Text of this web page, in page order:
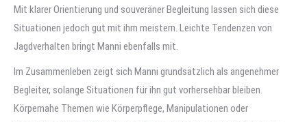
Mit klarer Orientierung und souveräner Begleitung lassen sich diese
Situationen jedoch gut mit ihm meistern. Leichte Tendenzen von
Jagdverhalten bringt Manni ebenfalls mit.
Im Zusammenleben zeigt sich Manni grundsätzlich als angenehmer
Begleiter, solange Situationen für ihn gut vorhersehbar bleiben.
Körpernahe Themen wie Körperpflege, Manipulationen oder